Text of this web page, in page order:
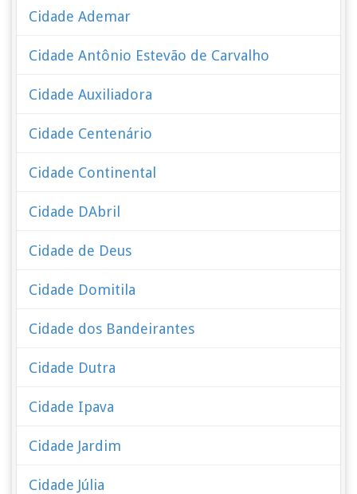
Cidade Ademar
Cidade Antônio Estevão de Carvalho
Cidade Auxiliadora
Cidade Centenário
Cidade Continental
Cidade DAbril
Cidade de Deus
Cidade Domitila
Cidade dos Bandeirantes
Cidade Dutra
Cidade Ipava
Cidade Jardim
Cidade Júlia